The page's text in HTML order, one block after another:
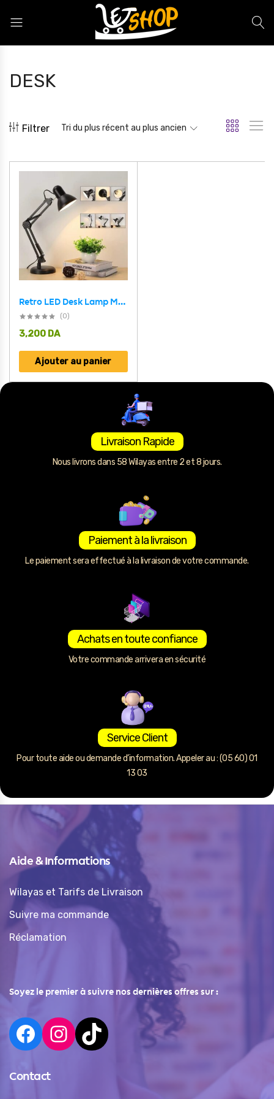
DESK
Filtrer Tri du plus récent au plus ancien
Retro LED Desk Lamp Metal Adjustable E27
(0)
3,200 DA
Ajouter au panier
Livraison Rapide
Nous livrons dans 58 Wilayas entre 2 et 8 jours.
Paiement à la livraison
Le paiement sera effectué à la livraison de votre commande.
Achats en toute confiance
Votre commande arrivera en sécurité
Service Client
Pour toute aide ou demande d’information. Appeler au : (05 60) 01
13 03
Aide & Informations
Wilayas et Tarifs de Livraison
Suivre ma commande
Réclamation
Soyez le premier à suivre nos dernières offres sur :
Contact